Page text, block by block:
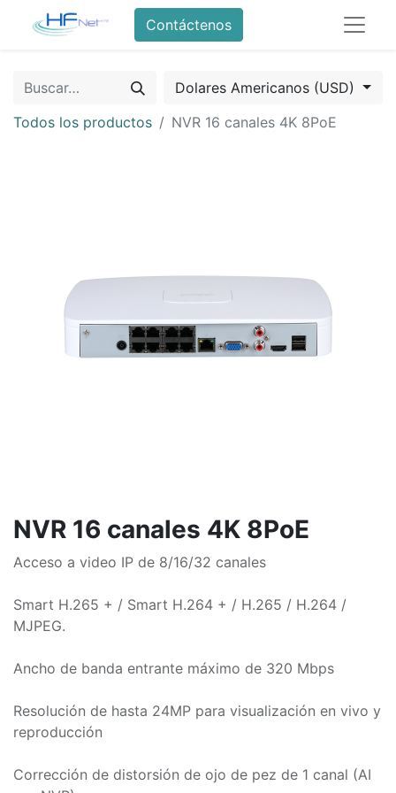
Contáctenos
Dolares Americanos (USD)
Todos los productos
NVR 16 canales 4K 8PoE
NVR 16 canales 4K 8PoE
Acceso a video IP de 8/16/32 canales
Smart H.265 + / Smart H.264 + / H.265 / H.264 /
MJPEG.
Ancho de banda entrante máximo de 320 Mbps
Resolución de hasta 24MP para visualización en vivo y
reproducción
Corrección de distorsión de ojo de pez de 1 canal (AI